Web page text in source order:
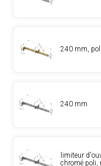
240 mm, poli
240 mm
limiteur
chromé poli,